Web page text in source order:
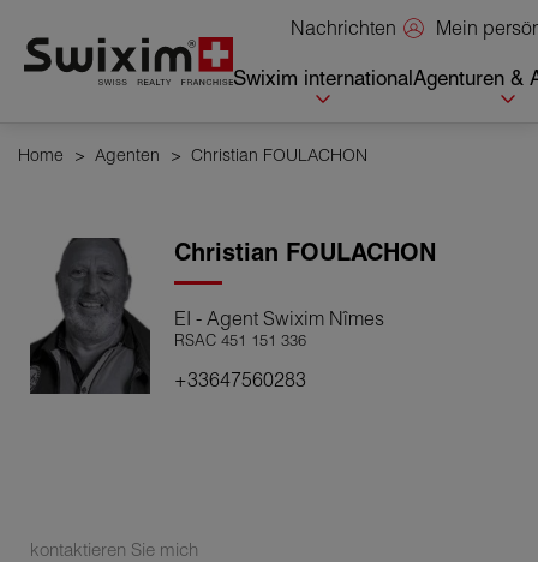
Nachrichten Mein
Swixim internationalAgenturen &
Home > Agenten > Christian FOULACHON
Christian FOULACHON
EI - Agent Swixim Nîmes
RSAC 451 151 336
+33647560283
kontaktieren Sie mich